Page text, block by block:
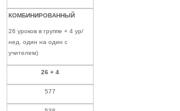
КОМБИНИРОВАННЫЙ
26 уроков в группе + 4 ур/
нед. один на один с
учителем)
26 + 4
577